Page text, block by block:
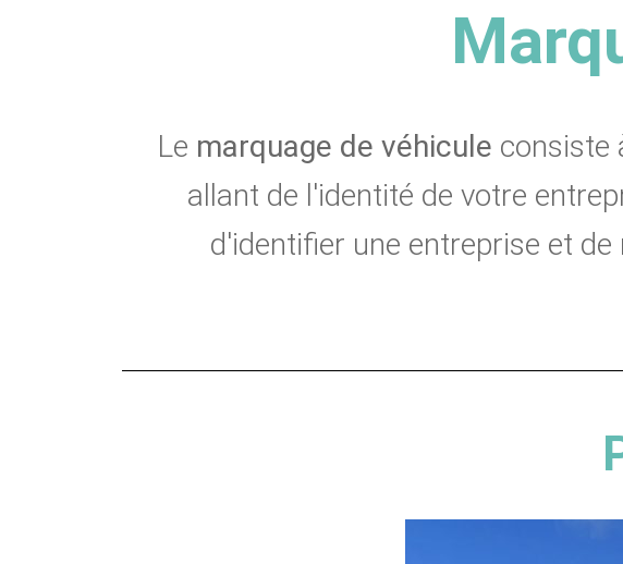
Le marquage de véhicule consiste
allant de l'identité de votre
d'identifier une entreprise et